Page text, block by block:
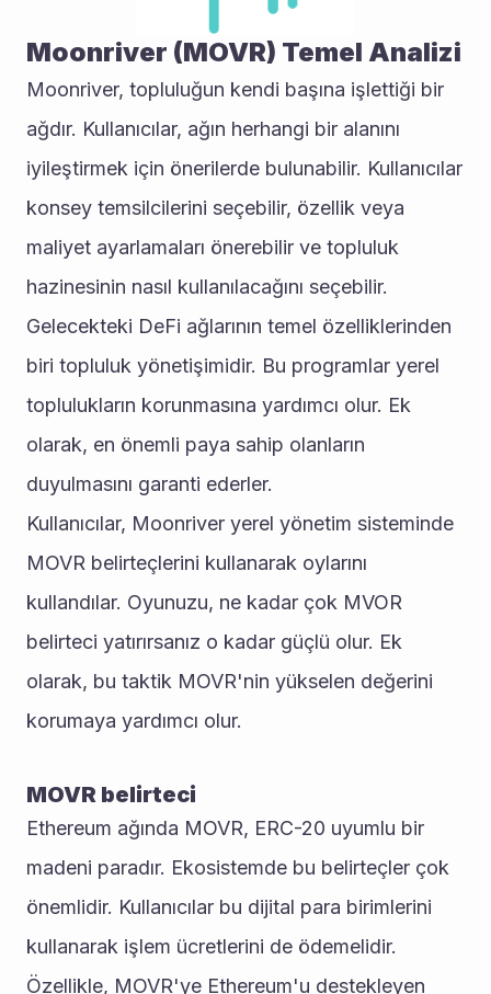
Moonriver (MOVR) Temel Analizi
Moonriver, topluluğun kendi başına işlettiği bir
ağdır. Kullanıcılar, ağın herhangi bir alanını
iyileştirmek için önerilerde bulunabilir. Kullanıcılar
konsey temsilcilerini seçebilir, özellik veya
maliyet ayarlamaları önerebilir ve topluluk
hazinesinin nasıl kullanılacağını seçebilir.
Gelecekteki DeFi ağlarının temel özelliklerinden
biri topluluk yönetişimidir. Bu programlar yerel
toplulukların korunmasına yardımcı olur. Ek
olarak, en önemli paya sahip olanların
duyulmasını garanti ederler.
Kullanıcılar, Moonriver yerel yönetim sisteminde
MOVR belirteçlerini kullanarak oylarını
kullandılar. Oyunuzu, ne kadar çok MVOR
belirteci yatırırsanız o kadar güçlü olur. Ek
olarak, bu taktik MOVR'nin yükselen değerini
korumaya yardımcı olur.
MOVR belirteci
Ethereum ağında MOVR, ERC-20 uyumlu bir
madeni paradır. Ekosistemde bu belirteçler çok
önemlidir. Kullanıcılar bu dijital para birimlerini
kullanarak işlem ücretlerini de ödemelidir.
Özellikle, MOVR'ye Ethereum'u destekleyen